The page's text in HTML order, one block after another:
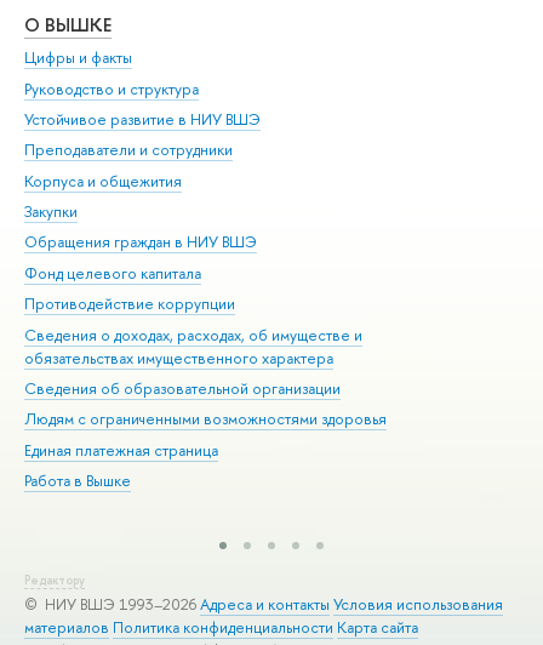
О ВЫШКЕ
Цифры и факты
Руководство и структура
Устойчивое развитие в НИУ ВШЭ
Преподаватели и сотрудники
Корпуса и общежития
Закупки
Обращения граждан в НИУ ВШЭ
Фонд целевого капитала
Противодействие коррупции
Сведения о доходах, расходах, об имуществе и
обязательствах имущественного характера
Сведения об образовательной организации
Людям с ограниченными возможностями здоровья
Единая платежная страница
Работа в Вышке
Редактору
© НИУ ВШЭ 1993–2026Адреса и контакты Условия использования
материалов Политика конфиденциальности Карта сайта